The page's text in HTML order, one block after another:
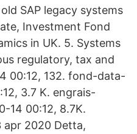
SAP legacy systems
Investment Fond
in UK. 5. Systems
regulatory, tax and
00:12, 132. fond-data-
3.7 K. engrais-
14 00:12, 8.7K.
apr 2020 Detta,